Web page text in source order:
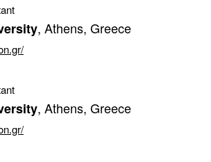
, Athens, Greece
, Athens, Greece
de l'adresse e-mail